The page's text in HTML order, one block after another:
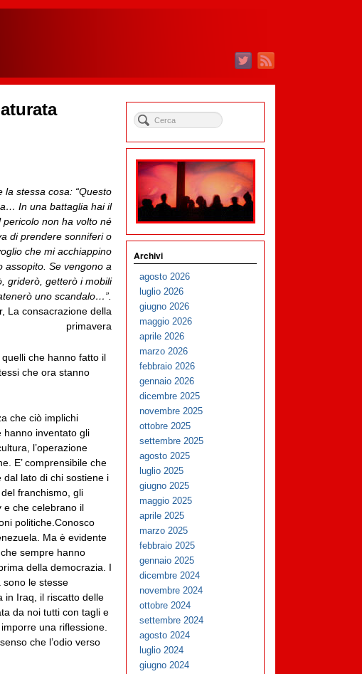
la stessa cosa: “Questo
In una battaglia hai il
non ha volto né
di prendere sonniferi o
che mi acchiappino
assopito. Se vengono a
griderò, getterò i mobili
uno scandalo…”.
La consacrazione della
primavera
che hanno fatto il
che ora stanno
che ciò implichi
hanno inventato gli
l’operazione
E’ comprensibile che
lato di chi sostiene i
franchismo, gli
e che celebrano il
politiche. Conosco
Ma è evidente
sempre hanno
della democrazia. I
sono le stesse
in Iraq, il riscatto delle
da noi tutti con tagli e
una riflessione.
che l’odio verso
Archivi
agosto 2026
luglio 2026
giugno 2026
maggio 2026
aprile 2026
marzo 2026
febbraio 2026
gennaio 2026
dicembre 2025
novembre 2025
ottobre 2025
settembre 2025
agosto 2025
luglio 2025
giugno 2025
maggio 2025
aprile 2025
marzo 2025
febbraio 2025
gennaio 2025
dicembre 2024
novembre 2024
ottobre 2024
settembre 2024
agosto 2024
luglio 2024
giugno 2024